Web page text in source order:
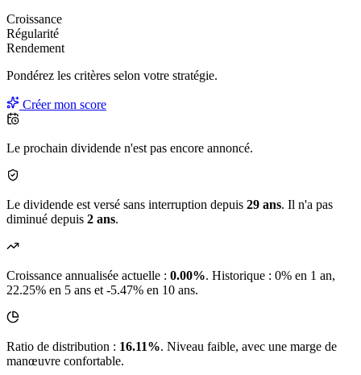
Croissance
Régularité
Rendement
Pondérez les critères selon votre stratégie.
Créer mon score
Le prochain dividende n'est pas encore annoncé.
Le dividende est versé sans interruption depuis 29 ans. Il n'a pas
diminué depuis 2 ans.
Croissance annualisée actuelle : 0.00%. Historique : 0% en 1 an,
22.25% en 5 ans et -5.47% en 10 ans.
Ratio de distribution : 16.11%. Niveau faible, avec une marge de
manœuvre confortable.